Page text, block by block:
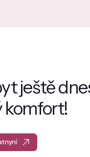
ještě
komfort!
nyní